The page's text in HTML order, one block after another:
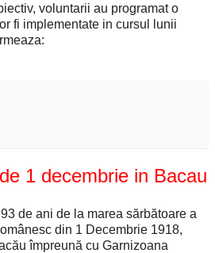
voluntarii au programat o
fi implementate in cursul lunii
1 decembrie in Bacau
de ani de la marea sărbătoare a
din 1 Decembrie 1918,
împreună cu Garnizoana